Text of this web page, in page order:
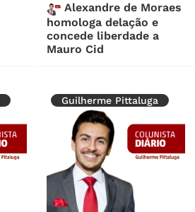
Alexandre de Moraes
homologa delação e
concede liberdade a
Mauro Cid
Guilherme Pittaluga